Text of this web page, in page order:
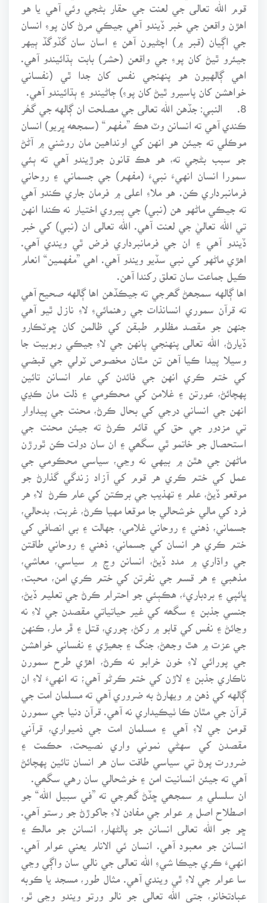
قوم الله تعالى جي لعنت جي حقار بڻجي وئي آهي يا هو
اهڙن واقعن جي خبر ڏيندو آهي جيڪي مرڻ کان پوءِ انسان
جي اڳيان (قبر ۾) اچڻيون آهن ۽ اسان سان گڏوگڏ ٻيهر
جيئرو ٿيڻ کان پوءِ جي واقعن (حشر) بابت ٻڌائيندو آهي.
اهي ڳالهيون هو پنهنجي نفس کان جدا ٿي (نفساني
خواهشن کان پاسيرو ٿيڻ کان پوءِ) ڄاڻيندو ۽ ٻڌائيندو آهي.
8. النبي: جڏهن الله تعالى جي مصلحت ان ڳالهه جي گھُر
ڪندي آهي ته انسانن وٽ هڪ ”مفهم“ (سمجھه ڀريو) انسان
موڪلي ته جيئن هو انهن کي اونداهين مان روشني ۾ آڻڻ
جو سبب بڻجي ته، هو هڪ قانون جوڙيندو آهي ته ٻئي
سمورا انسان انهيءَ نبيءَ (مفهم) جي جسماني ۽ روحاني
فرمانبرداري ڪن. هو ملاءِ اعلى ۾ فرمان جاري ڪندو آهي
ته جيڪي ماڻهو هن (نبي) جي پيروي اختيار نه ڪندا انهن
تي الله تعاليٰ جي لعنت آهي. الله تعالى ان (نبي) کي خبر
ڏيندو آهي ۽ ان جي فرمانبرداري فرض ٿي ويندي آهي.
اهڙي ماڻهو کي نبي سڏيو ويندو آهي. اهي ”مفهمين“ انعام
ڪيل جماعت سان تعلق رکندا آهن.
اها ڳالهه سمجھڻ گھرجي ته جيڪڏهن اها ڳالهه صحيح آهي
ته قرآن سموري انسانذات جي رهنمائيءِ لاءِ نازل ٿيو آهي
جنهن جو مقصد مظلوم طبقن کي ظالمن کان ڇوٽڪارو
ڏيارڻ، الله تعالى پنهنجي ٻانهن جي لاءِ جيڪي ربوبيت جا
وسيلا پيدا ڪيا آهن تن مٿان مخصوص ٽولي جي قبضي
کي ختم ڪري انهن جي فائدن کي عام انسانن تائين
پهچائڻ، عورتن ۽ غلامن کي محڪومي ۽ ذلت مان ڪڍي
انهن جي انساني درجي کي بحال ڪرڻ، محنت جي پيداوار
تي مزدور جي حق کي قائم ڪرڻ ته جيئن محنت جي
استحصال جو خاتمو ٿي سگھي ۽ ان سان دولت ڪن ٿورڙن
ماڻهن جي هٿن ۾ بيهي نه وڃي، سياسي محڪومي جي
عمل کي ختم ڪري هر قوم کي آزاد زندگي گذارڻ جو
موقعو ڏيڻ، علم ۽ تهذيب جي برڪتن کي عام ڪرڻ لاءِ هر
فرد کي مالي خوشحالي جا موقعا مهيا ڪرڻ، غربت، بدحالي،
جسماني، ذهني ۽ روحاني غلامي، جهالت ۽ بي انصافي کي
ختم ڪري هر انسان کي جسماني، ذهني ۽ روحاني طاقتن
جي واڌاري ۾ مدد ڏيڻ، انسانن وچ ۾ سياسي، معاشي،
مذهبي ۽ هر قسم جي نفرتن کي ختم ڪري امن، محبت،
ڀائپي ۽ بردباريءَ، هڪٻئي جو احترام ڪرڻ جي تعليم ڏيڻ،
جنسي جذبن ۽ سگھه کي غير حياتياتي مقصدن جي لاءِ نه
وڃائڻ ۽ نفس کي قابو ۾ رکڻ، چوري، قتل ۽ ڦر مار، ڪنهن
جي عزت ۾ هٿ وجھڻ، جنگ ۽ جھيڙي ۽ نفساني خواهشن
جي پورائي لاءِ خون خرابو نه ڪرڻ، اهڙي طرح سمورن
ناڪاري جذبن ۽ لاڙن کي ختم ڪرڻو آهي؛ ته انهيءَ لاءِ ان
ڳالهه کي ذهن ۾ ويهارڻ به ضروري آهي ته مسلمان امت جي
قرآن جي مٿان ڪا ٺيڪيداري نه آهي. قرآن دنيا جي سمورن
قومن جي لاءِ آهي ۽ مسلمان امت جي ذميواري، قرآني
مقصدن کي سهڻي نموني واري نصيحت، حڪمت ۽
ضرورت پوڻ تي سياسي طاقت سان هر انسان تائين پهچائڻ
آهي ته جيئن انسانيت امن ۽ خوشحالي سان رهي سگھي.
ان سلسلي ۾ سمجھي ڇڏڻ گھرجي ته ”في سبيل الله“ جو
اصطلاح اصل ۾ عوام جي مفادن لاءِ جاکوڙڻ جو رستو آهي.
ڇو جو الله تعالى انسانن جو پالڻهار، انسانن جو مالڪ ۽
انسانن جو معبود آهي. انسان ئي الانام يعني عوام آهي.
انهيءَ ڪري جيڪا شيءِ الله تعالى جي نالي سان واڳي وڃي
سا عوام جي لاءِ ٿي ويندي آهي. مثال طور، مسجد يا ڪوبه
عبادتخانو، جتي الله تعالى جو نالو ورتو ويندو وڃي ٿو،